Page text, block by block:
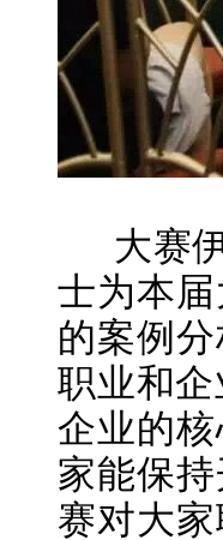
大赛伊
士为本
的案例
职业和
企业的
家能保
赛对大